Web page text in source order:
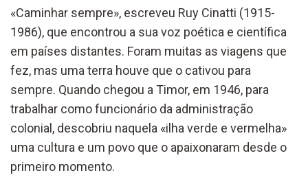
«Caminhar sempre», escreveu Ruy Cinatti (1915-
1986), que encontrou a sua voz poética e científica
em países distantes. Foram muitas as viagens que
fez, mas uma terra houve que o cativou para
sempre. Quando chegou a Timor, em 1946, para
trabalhar como funcionário da administração
colonial, descobriu naquela «ilha verde e vermelha»
uma cultura e um povo que o apaixonaram desde o
primeiro momento.